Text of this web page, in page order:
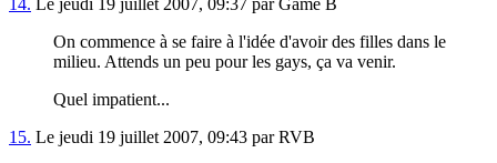
On commence à se faire à l'idée d'avoir des filles dans le
milieu. Attends un peu pour les gays, ça va venir.
Quel impatient...
15. Le jeudi 19 juillet 2007, 09:43 par RVB